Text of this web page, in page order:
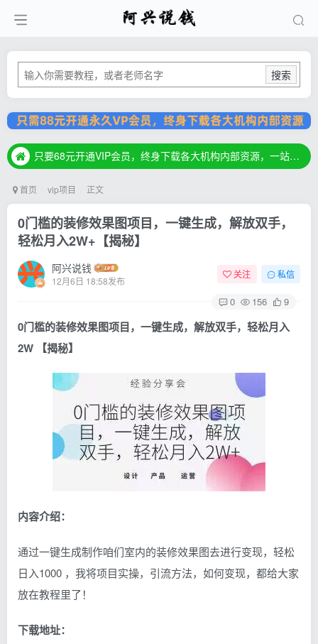
搜索
只要68元开通VIP会员，终身下载各大机构内部资源，一站式草根创业基地，最新最强网赚教程大全，小投入，大回报！
只要68元开通VIP会员，终身下载各大机构内部资源，一站式草根创业基地，最新最强网赚教程大全，小投入，大回报！
首页 vip项目 正文
0门槛的装修效果图项目，一键生成，解放双手，
轻松月入2W+【揭秘】
阿兴说钱
12月6日 18:58发布
关注 私信
0 156 9
0门槛的装修效果图项目，一键生成，解放双手，轻松月入
2W 【揭秘】
内容介绍：
通过一键生成制作咱们室内的装修效果图去进行变现，轻松
日入1000 ，我将项目实操，引流方法，如何变现，都给大家
放在教程里了！
下载地址：